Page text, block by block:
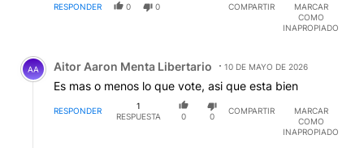
RESPONDER 0 0 COMPARTIR
MARCAR
COMO
INAPROPIADO
Comentario de Aitor Aaron Menta Libertario.
AA Aitor Aaron Menta Libertario 10 DE MAYO DE 2026
Es mas o menos lo que vote, asi que esta bien
RESPONDER
1
RESPUESTA
0 0
COMPARTIR
MARCAR
COMO
INAPROPIADO